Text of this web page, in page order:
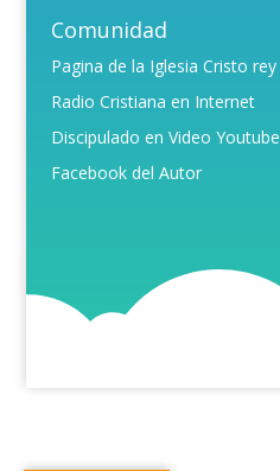
Comunidad
Pagina de la Iglesia Cristo rey
Radio Cristiana en Internet
Discipulado en Video Youtube
Facebook del Autor